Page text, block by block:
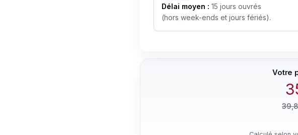
Délai moyen : 15 jours ouvrés
(hors week-ends et jours fériés).